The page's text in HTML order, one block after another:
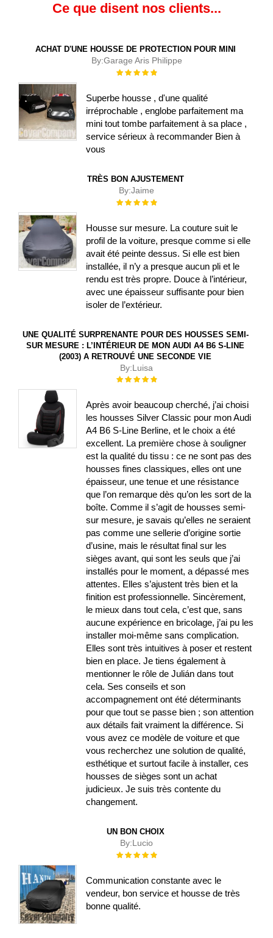
Ce que disent nos clients...
ACHAT D'UNE HOUSSE DE PROTECTION POUR MINI
By:Garage Aris Philippe
Évaluation :
Superbe housse , d'une qualité
irréprochable , englobe parfaitement ma
mini tout tombe parfaitement à sa place ,
service sérieux à recommander Bien à
vous
TRÈS BON AJUSTEMENT
By:Jaime
Évaluation :
Housse sur mesure. La couture suit le
profil de la voiture, presque comme si elle
avait été peinte dessus. Si elle est bien
installée, il n’y a presque aucun pli et le
rendu est très propre. Douce à l’intérieur,
avec une épaisseur suffisante pour bien
isoler de l’extérieur.
UNE QUALITÉ SURPRENANTE POUR DES HOUSSES SEMI-
SUR MESURE : L’INTÉRIEUR DE MON AUDI A4 B6 S-LINE
(2003) A RETROUVÉ UNE SECONDE VIE
By:Luisa
Évaluation :
Après avoir beaucoup cherché, j’ai choisi
les housses Silver Classic pour mon Audi
A4 B6 S-Line Berline, et le choix a été
excellent. La première chose à souligner
est la qualité du tissu : ce ne sont pas des
housses fines classiques, elles ont une
épaisseur, une tenue et une résistance
que l’on remarque dès qu’on les sort de la
boîte. Comme il s’agit de housses semi-
sur mesure, je savais qu’elles ne seraient
pas comme une sellerie d’origine sortie
d’usine, mais le résultat final sur les
sièges avant, qui sont les seuls que j’ai
installés pour le moment, a dépassé mes
attentes. Elles s’ajustent très bien et la
finition est professionnelle. Sincèrement,
le mieux dans tout cela, c’est que, sans
aucune expérience en bricolage, j’ai pu les
installer moi-même sans complication.
Elles sont très intuitives à poser et restent
bien en place. Je tiens également à
mentionner le rôle de Julián dans tout
cela. Ses conseils et son
accompagnement ont été déterminants
pour que tout se passe bien ; son attention
aux détails fait vraiment la différence. Si
vous avez ce modèle de voiture et que
vous recherchez une solution de qualité,
esthétique et surtout facile à installer, ces
housses de sièges sont un achat
judicieux. Je suis très contente du
changement.
UN BON CHOIX
By:Lucio
Évaluation :
Communication constante avec le
vendeur, bon service et housse de très
bonne qualité.